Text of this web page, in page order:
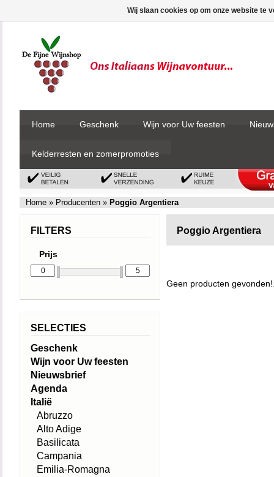
Home Geschenk Wijn voor Uw feesten
Kelderresten en zomerpromoties
Home » Producenten » Poggio Argentiera
Poggio Argentiera
Geen producten
FILTERS
Prijs
SELECTIES
Geschenk
Wijn voor Uw feesten
Nieuwsbrief
Agenda
Italië
Abruzzo
Alto Adige
Basilicata
Campania
Emilia-Romagna
Wij slaan cookies op om onze website te